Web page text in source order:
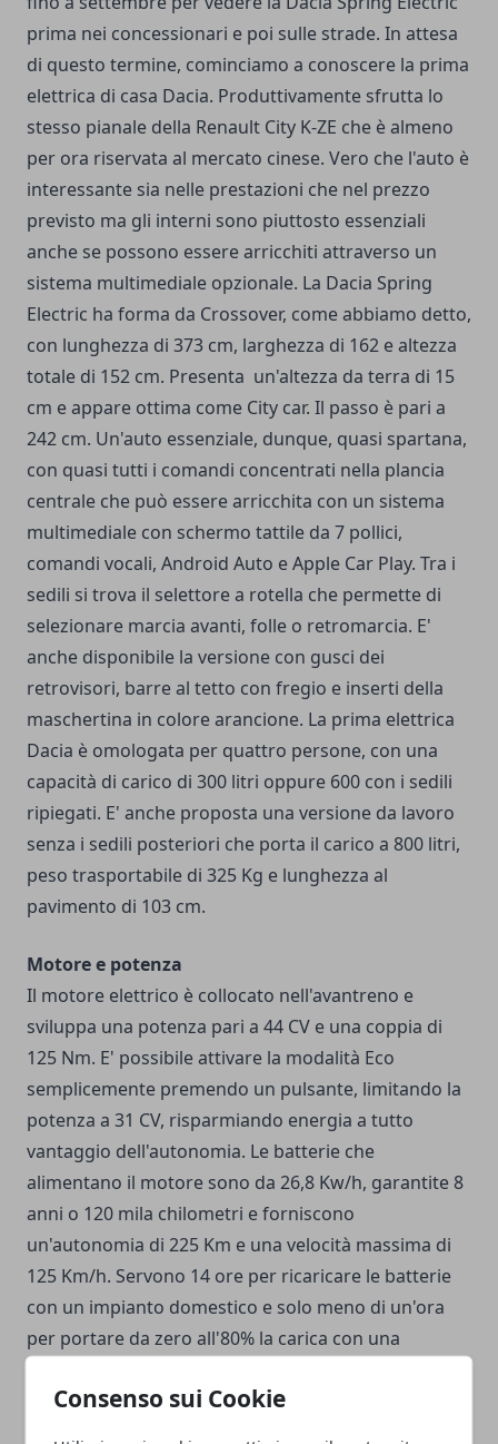
Consenso sui Cookie
prima nei concessionari e poi sulle strade. In attesa
di questo termine, cominciamo a conoscere la prima
elettrica di casa Dacia. Produttivamente sfrutta lo
stesso pianale della Renault City K-ZE che è almeno
per ora riservata al mercato cinese. Vero che l'auto è
interessante sia nelle prestazioni che nel prezzo
previsto ma gli interni sono piuttosto essenziali
anche se possono essere arricchiti attraverso un
sistema multimediale opzionale. La Dacia Spring
Electric ha forma da Crossover, come abbiamo detto,
con lunghezza di 373 cm, larghezza di 162 e altezza
totale di 152 cm. Presenta un'altezza da terra di 15
cm e appare ottima come City car. Il passo è pari a
242 cm. Un'auto essenziale, dunque, quasi spartana,
con quasi tutti i comandi concentrati nella plancia
centrale che può essere arricchita con un sistema
multimediale con schermo tattile da 7 pollici,
comandi vocali, Android Auto e Apple Car Play. Tra i
sedili si trova il selettore a rotella che permette di
selezionare marcia avanti, folle o retromarcia. E'
anche disponibile la versione con gusci dei
retrovisori, barre al tetto con fregio e inserti della
maschertina in colore arancione. La prima elettrica
Dacia è omologata per quattro persone, con una
capacità di carico di 300 litri oppure 600 con i sedili
ripiegati. E' anche proposta una versione da lavoro
senza i sedili posteriori che porta il carico a 800 litri,
peso trasportabile di 325 Kg e lunghezza al
pavimento di 103 cm.
Motore e potenza
Il motore elettrico è collocato nell'avantreno e
sviluppa una potenza pari a 44 CV e una coppia di
125 Nm. E' possibile attivare la modalità Eco
semplicemente premendo un pulsante, limitando la
potenza a 31 CV, risparmiando energia a tutto
vantaggio dell'autonomia. Le batterie che
alimentano il motore sono da 26,8 Kw/h, garantite 8
anni o 120 mila chilometri e forniscono
un'autonomia di 225 Km e una velocità massima di
125 Km/h. Servono 14 ore per ricaricare le batterie
con un impianto domestico e solo meno di un'ora
per portare da zero all'80% la carica con una
elettrica più economica: bastano meno di 20 mila